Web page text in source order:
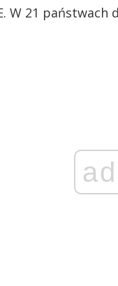
W 21 państwach
ad